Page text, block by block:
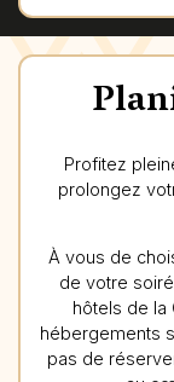
Profitez
prolongez
À vous de
de votre
hôtels de la
hébergements
pas de